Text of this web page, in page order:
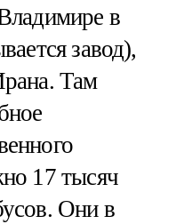
в
завод),
Там
17 тысяч
Они в